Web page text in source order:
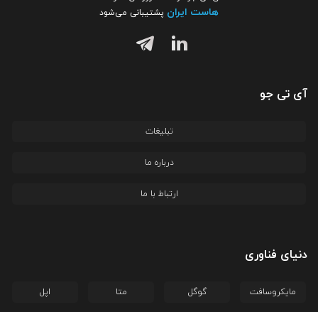
هاست ایران پشتیبانی می‌شود
آی تی جو
تبلیغات
درباره ما
ارتباط با ما
دنیای فناوری
مایکروسافت گوگل متا اپل